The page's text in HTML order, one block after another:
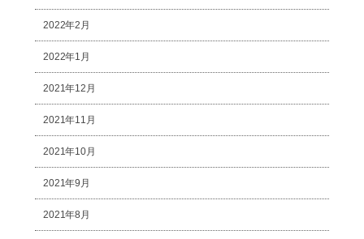
2022年2月
2022年1月
2021年12月
2021年11月
2021年10月
2021年9月
2021年8月